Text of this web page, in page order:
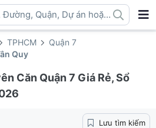
Đường, Quận, Dự án hoặc
...
TPHCM
Quận 7
Quy
Căn Quận 7 Giá Rẻ, Sổ
Lưu tìm kiếm